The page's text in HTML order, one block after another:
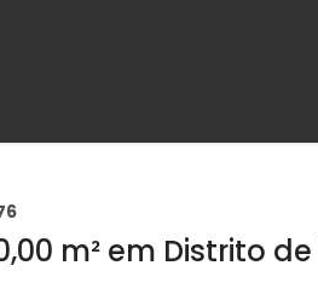
m² em Distrito